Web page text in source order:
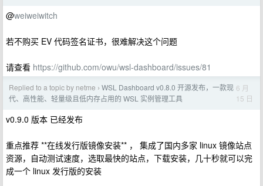
@weiweiwitch
若不购买 EV 代码签名证书，很难解决这个问题
请查看 https://github.com/owu/wsl-dashboard/issues/81
Replied to a topic by netme › WSL Dashboard v0.8.0 开源发布，一款现
代、高性能、轻量级且低内存占用的 WSL 实例管理工具
6 月
15 日
v0.9.0 版本 已经发布
重点推荐 **在线发行版镜像安装** ， 集成了国内多家 linux 镜像站点
资源，自动测试速度，选取最快的站点，下载安装，几十秒就可以完
成一个 linux 发行版的安装